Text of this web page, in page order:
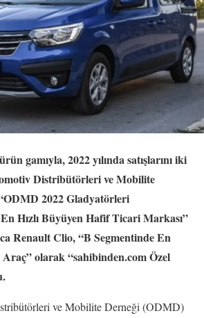
gamıyla, 2022 yılında satışlarını iki
Distribütörleri ve Mobilite
2022 Gladyatörleri
Hızlı Büyüyen Hafif Ticari Markası”
Renault Clio, “B Segmentinde En
olarak “sahibinden.com Özel
ve Mobilite Derneği (ODMD)